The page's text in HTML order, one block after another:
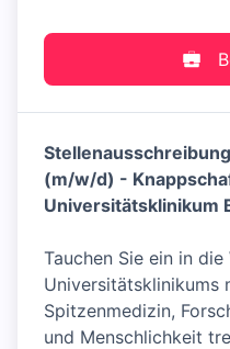
(m/w/d) -
Universitätsklinikum
Tauchen Sie ein in
Universitätsklinikums
Spitzenmedizin,
und Menschlichkeit